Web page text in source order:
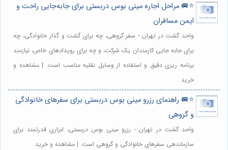
⭐️🚐 مراحل اجاره مینی بوس دربستی برای جابه‌جایی راحت و
ایمن مسافران
واحد گشت در تهران - سفر گروهی، چه برای گشت و گذار خانوادگی، چه
برای جابه جایی کارمندان یک شرکت، و چه برای رویدادهای خاص، نیازمند
برنامه ریزی دقیق و استفاده از وسایل نقلیه مناسب است. | مشاهده و
خرید
⭐️🚐 راهنمای رزرو مینی بوس دربستی برای سفرهای خانوادگی
و گروهی
واحد گشت در تهران - رزرو مینی بوس دربستی، ابزاری قدرتمند برای
سازماندهی سفرهای خانوادگی و گروهی است. | مشاهده و خرید